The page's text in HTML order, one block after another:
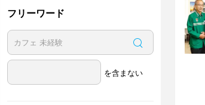
フリーワード
を含まない